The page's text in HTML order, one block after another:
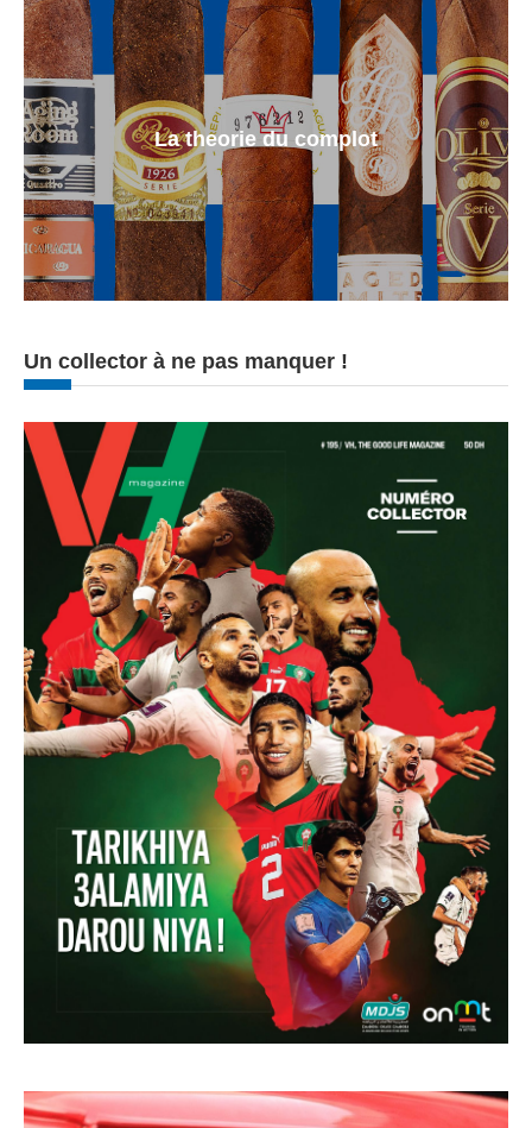
La theorie du complot
Un collector à ne pas manquer !